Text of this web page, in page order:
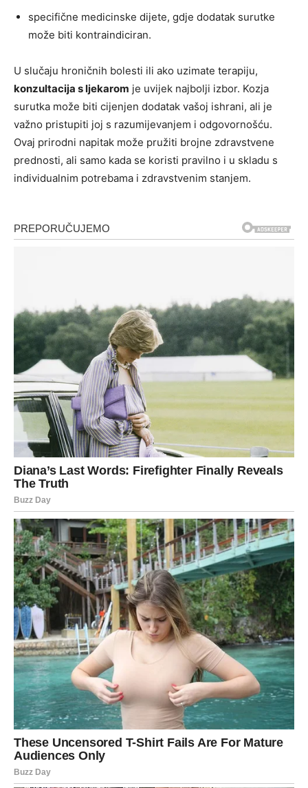
specifične medicinske dijete, gdje dodatak surutke
može biti kontraindiciran.
U slučaju hroničnih bolesti ili ako uzimate terapiju,
konzultacija s ljekarom je uvijek najbolji izbor. Kozja
surutka može biti cijenjen dodatak vašoj ishrani, ali je
važno pristupiti joj s razumijevanjem i odgovornošću.
Ovaj prirodni napitak može pružiti brojne zdravstvene
prednosti, ali samo kada se koristi pravilno i u skladu s
individualnim potrebama i zdravstvenim stanjem.